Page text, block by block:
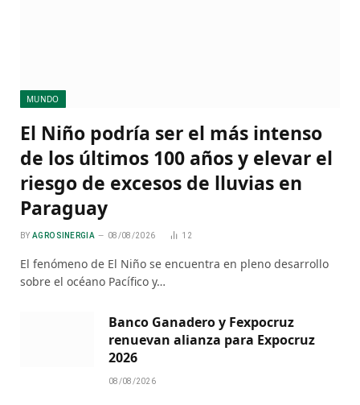
MUNDO
El Niño podría ser el más intenso
de los últimos 100 años y elevar el
riesgo de excesos de lluvias en
Paraguay
BY AGRO SINERGIA 08/08/2026 12
El fenómeno de El Niño se encuentra en pleno desarrollo
sobre el océano Pacífico y…
Banco Ganadero y Fexpocruz
renuevan alianza para Expocruz
2026
08/08/2026